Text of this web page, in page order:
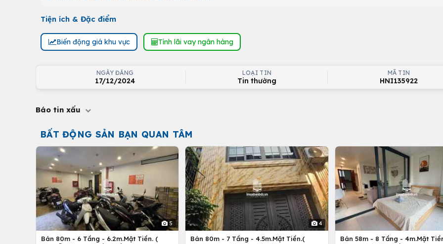
Tiện ích & Đặc điểm
Biến động giá khu vực Tính lãi vay ngân hàng
NGÀY ĐĂNG
17/12/2024
LOẠI TIN
Tin thường
MÃ TIN
HNI135922
Báo tin xấu
BẤT ĐỘNG SẢN BẠN QUAN TÂM
5
Bán 80m - 6 Tầng - 6.2m.Mặt Tiền. (
4
Bán 80m - 7 Tầng - 4.5m.Mặt Tiền.(
Bán 58m - 8 Tầng - 4m.Mặt